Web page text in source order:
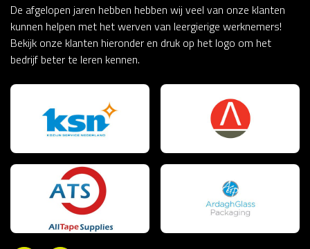
De afgelopen jaren hebben hebben wij veel van onze klanten
kunnen helpen met het werven van leergierige werknemers!
Bekijk onze klanten hieronder en druk op het logo om het
bedrijf beter te leren kennen.